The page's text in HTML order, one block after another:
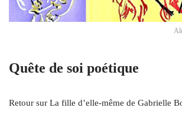
Quête de soi poétique
Retour sur La fille d’elle-même de Gabrielle